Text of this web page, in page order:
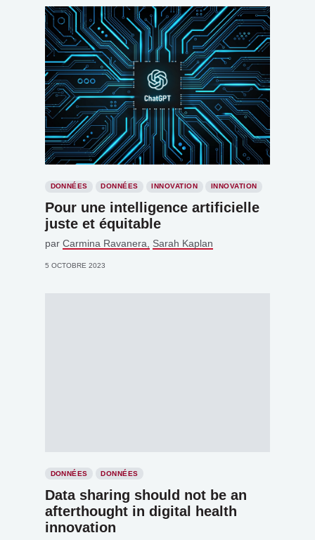
DONNÉES DONNÉES INNOVATION INNOVATION
Pour une intelligence artificielle
juste et équitable
par Carmina Ravanera Sarah Kaplan
5 OCTOBRE 2023
DONNÉES DONNÉES
Data sharing should not be an
afterthought in digital health
innovation